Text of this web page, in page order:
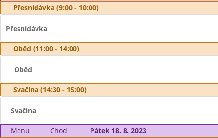
Přesnídávka (9:00 - 10:00)
Přesnídávka
Oběd (11:00 - 14:00)
Oběd
Svačina (14:30 - 15:00)
Svačina
Menu Chod
Pátek 18. 8. 2023